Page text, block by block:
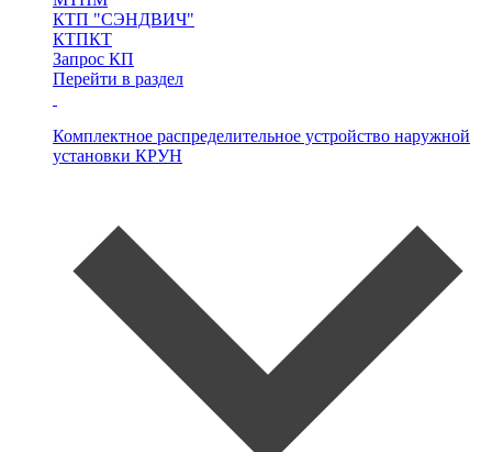
КТП "СЭНДВИЧ"
КТПКТ
Запрос КП
Перейти в раздел
Комплектное распределительное устройство наружной
установки КРУН